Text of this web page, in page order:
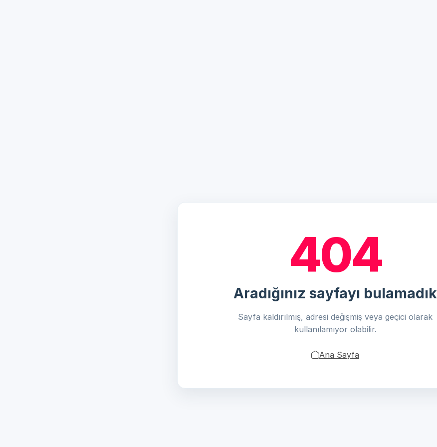
404
Aradığınız sayfayı bulamadık
Sayfa kaldırılmış, adresi değişmiş veya geçici olarak
kullanılamıyor olabilir.
Ana Sayfa